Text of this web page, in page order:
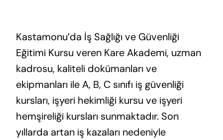
Kastamonu’da İş Sağlığı ve Güvenliği
Eğitimi Kursu veren Kare Akademi, uzman
kadrosu, kaliteli dokümanları ve
ekipmanları ile A, B, C sınıfı iş güvenliği
kursları, işyeri hekimliği kursu ve işyeri
hemşireliği kursları sunmaktadır. Son
yıllarda artan iş kazaları nedeniyle